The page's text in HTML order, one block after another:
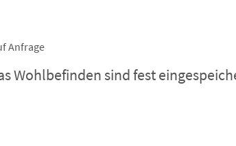
Anfrage
Wohlbefinden sind fest